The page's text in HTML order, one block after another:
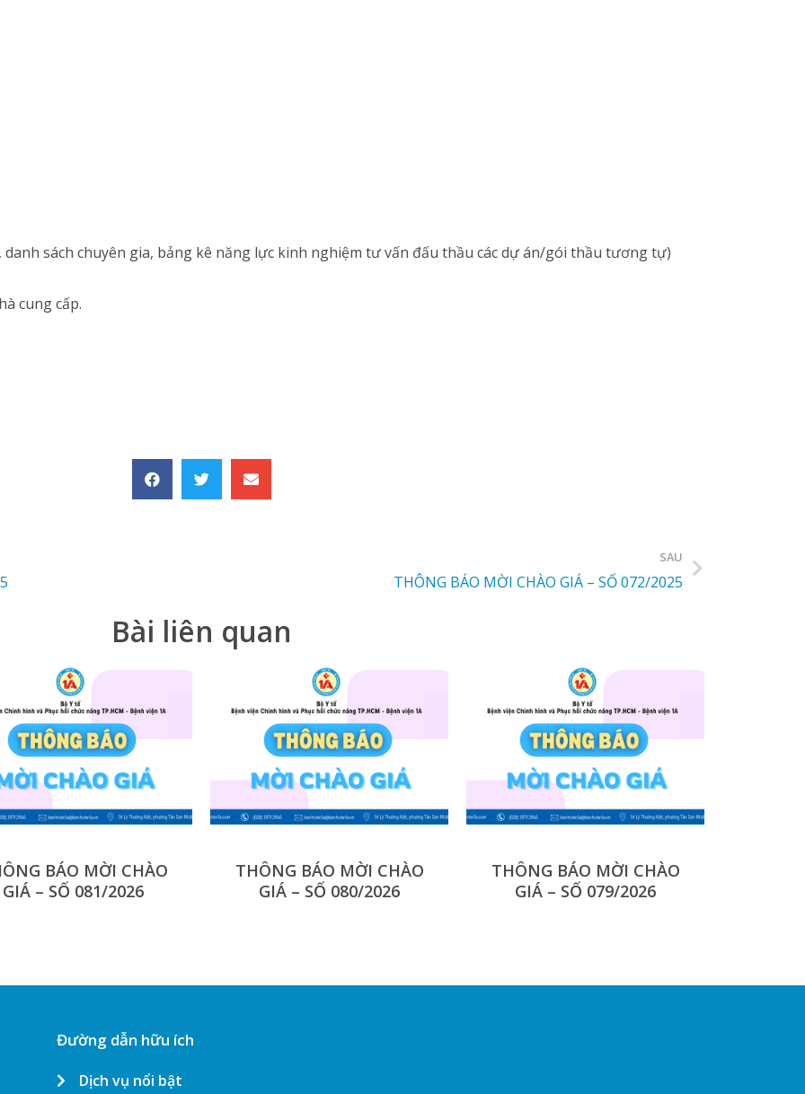
sách chuyên gia, bảng kê năng lực kinh nghiệm tư vấn đấu thầu các dự án/gói thầu tương tự)
cung cấp.
SAU
THÔNG BÁO MỜI CHÀO GIÁ – SỐ 072/2025
Bài liên quan
BÁO MỜI CHÀO
GIÁ – SỐ 081/2026
THÔNG BÁO MỜI CHÀO
GIÁ – SỐ 080/2026
THÔNG BÁO MỜI CHÀO
GIÁ – SỐ 079/2026
Đường dẫn hữu ích
Dịch vụ nổi bật